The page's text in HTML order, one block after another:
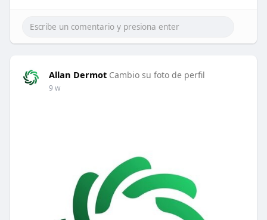
Allan Dermot Cambio su foto de perfil
9 w